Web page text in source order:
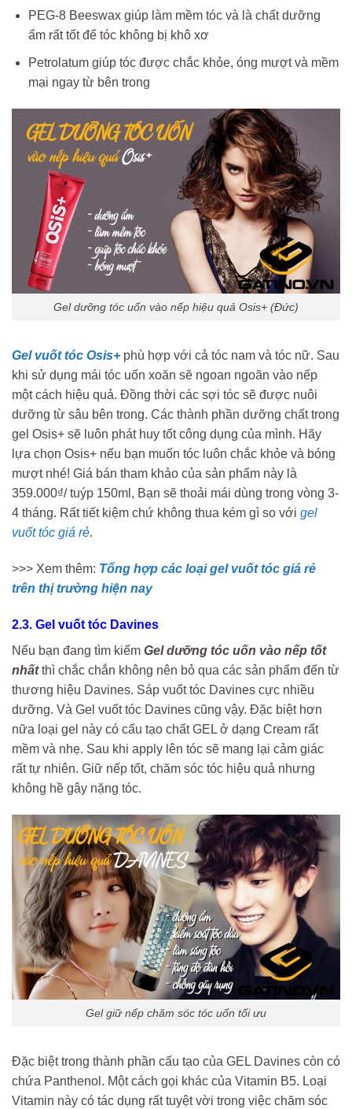
PEG-8 Beeswax giúp làm mềm tóc và là chất dưỡng
ẩm rất tốt để tóc không bị khô xơ
Petrolatum giúp tóc được chắc khỏe, óng mượt và mềm
mại ngay từ bên trong
Gel dưỡng tóc uốn vào nếp hiệu quả Osis+ (Đức)
Gel vuốt tóc Osis+ phù hợp với cả tóc nam và tóc nữ. Sau
khi sử dụng mái tóc uốn xoăn sẽ ngoan ngoãn vào nếp
một cách hiệu quả. Đồng thời các sợi tóc sẽ được nuôi
dưỡng từ sâu bên trong. Các thành phần dưỡng chất trong
gel Osis+ sẽ luôn phát huy tốt công dụng của mình. Hãy
lựa chọn Osis+ nếu bạn muốn tóc luôn chắc khỏe và bóng
mượt nhé! Giá bán tham khảo của sản phẩm này là
359.000₫/ tuýp 150ml, Bạn sẽ thoải mái dùng trong vòng 3-
4 tháng. Rất tiết kiệm chứ không thua kém gì so với gel
vuốt tóc giá rẻ.
>>> Xem thêm: Tổng hợp các loại gel vuốt tóc giá rẻ
trên thị trường hiện nay
2.3. Gel vuốt tóc Davines
Nếu bạn đang tìm kiếm Gel dưỡng tóc uốn vào nếp tốt
nhấtthì chắc chắn không nên bỏ qua các sản phẩm đến từ
thương hiệu Davines. Sáp vuốt tóc Davines cực nhiều
dưỡng. Và Gel vuốt tóc Davines cũng vậy. Đặc biệt hơn
nữa loại gel này có cấu tạo chất GEL ở dạng Cream rất
mềm và nhẹ. Sau khi apply lên tóc sẽ mang lại cảm giác
rất tự nhiên. Giữ nếp tốt, chăm sóc tóc hiệu quả nhưng
không hề gây nặng tóc.
Gel giữ nếp chăm sóc tóc uốn tối ưu
Đặc biệt trong thành phần cấu tạo của GEL Davines còn có
chứa Panthenol. Một cách gọi khác của Vitamin B5. Loại
Vitamin này có tác dụng rất tuyệt vời trong việc chăm sóc